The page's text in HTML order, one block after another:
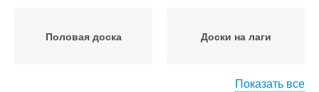
Половая доска Доски на лаги
Показать все